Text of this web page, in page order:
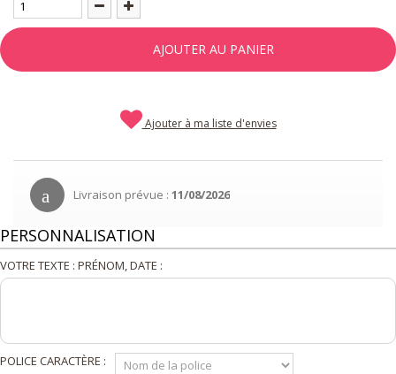
AJOUTER AU PANIER
Ajouter à ma liste d'envies
Livraison prévue : 11/08/2026
PERSONNALISATION
VOTRE TEXTE : PRÉNOM, DATE :
POLICE CARACTÈRE :